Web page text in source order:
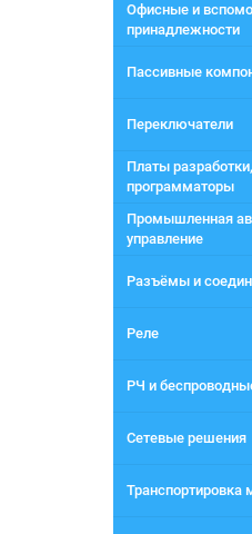
Офисные и
принадлежности
Пассивные
Переключатели
Платы
программаторы
Промышленная
управление
Разъёмы и
Реле
РЧ и
Сетевые решения
Транспортировка